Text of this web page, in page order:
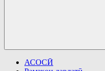
АСОСӢ